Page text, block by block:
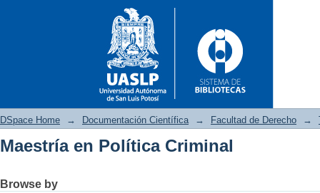
DSpace Home → Documentación Científica → Facultad de Derecho →
Maestría en Política Criminal
Browse by